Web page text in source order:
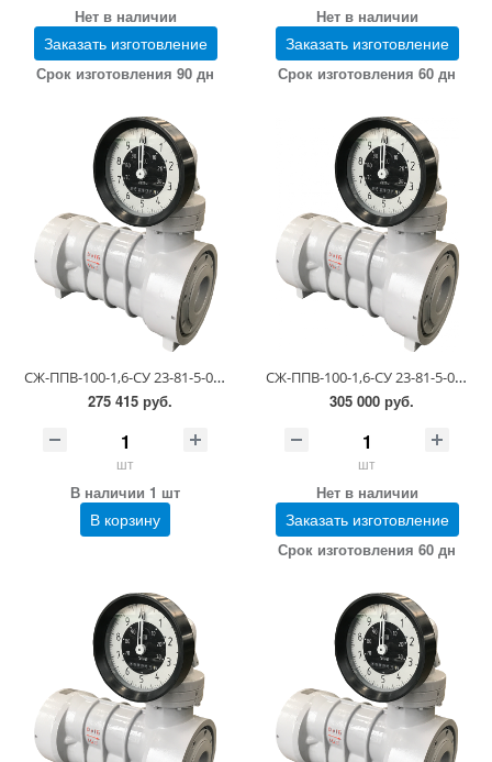
Нет в наличии
Заказать изготовление
Срок изготовления 90 дн
Нет в наличии
Заказать изготовление
Срок изготовления 60 дн
СЖ-ППВ-100-1,6-СУ 23-81-5-0.00.00 (0,55-1,1 сСт; ПГ 0,5)
275 415 руб.
шт
В наличии 1 шт
В корзину
СЖ-ППВ-100-1,6-СУ 23-81-5-0.00.00 (1,1-6,0 сСт; ПГ 0,25)
305 000 руб.
шт
Нет в наличии
Заказать изготовление
Срок изготовления 60 дн